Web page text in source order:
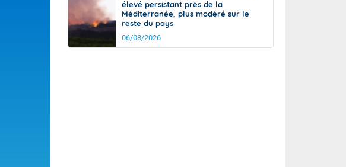
élevé persistant près de la
Méditerranée, plus modéré sur le
reste du pays
06/08/2026